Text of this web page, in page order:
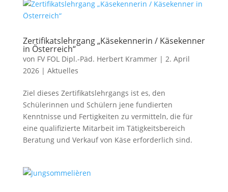
Zertifikatslehrgang „Käsekennerin / Käsekenner
in Österreich“
von FV FOL Dipl.-Päd. Herbert Krammer| 2. April
2026| Aktuelles
Ziel dieses Zertifikatslehrgangs ist es, den
Schülerinnen und Schülern jene fundierten
Kenntnisse und Fertigkeiten zu vermitteln, die für
eine qualifizierte Mitarbeit im Tätigkeitsbereich
Beratung und Verkauf von Käse erforderlich sind.